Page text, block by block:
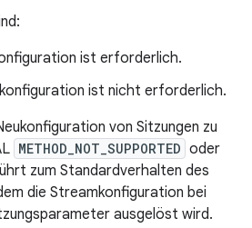
ist erforderlich.
ist nicht erforderlich.
von Sitzungen zu
METHOD_NOT_SUPPORTED oder
zum Standardverhalten des
die Streamkonfiguration bei
ausgelöst wird.